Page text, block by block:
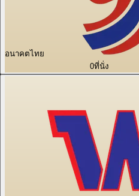
อนาคตไทย
0ที่นั่ง